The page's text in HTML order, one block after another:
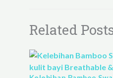
Related